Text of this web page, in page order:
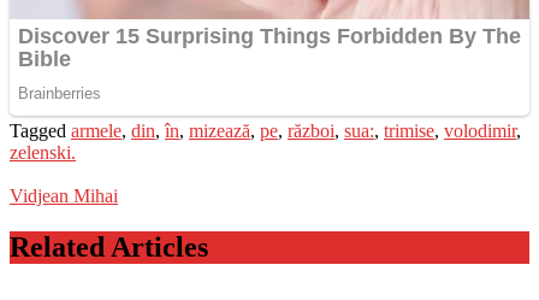
Tagged armele, din,în, mizează, pe, război, sua:, trimise, volodimir,
zelenski.
Vidjean Mihai
Related Articles